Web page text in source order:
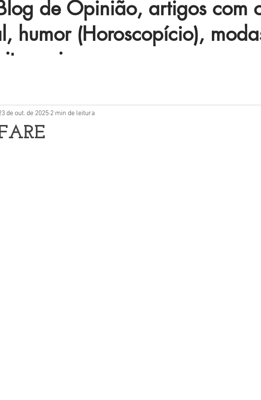
de Opinião, artigos com
humor (Horoscopício),
mais.
de out. de 2025 2 min de leitura